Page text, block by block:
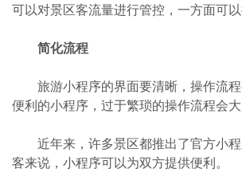
可以对景区客流量进行管控，一方面可以
简化流程
旅游小程序的界面要清晰，操作流程
便利的小程序，过于繁琐的操作流程会大
近年来，许多景区都推出了官方小程
客来说，小程序可以为双方提供便利。